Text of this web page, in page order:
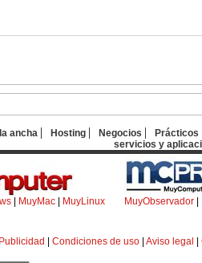
ancha Hosting Negocios
Prácticos
servicios y
MuyMac MuyLinux MuyObservador
Publicidad Condiciones de uso Aviso legal